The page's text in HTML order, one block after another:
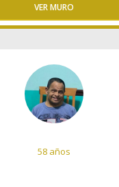
VER MURO
58 años